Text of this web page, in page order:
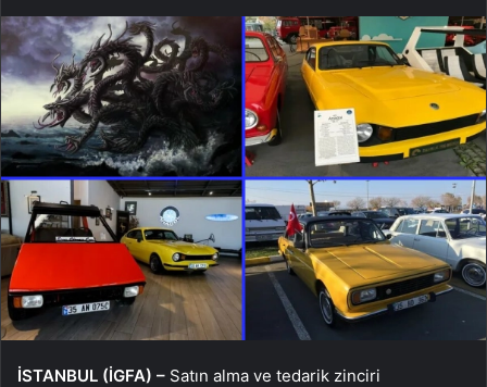
İSTANBUL (İGFA) – Satın alma ve tedarik zinciri